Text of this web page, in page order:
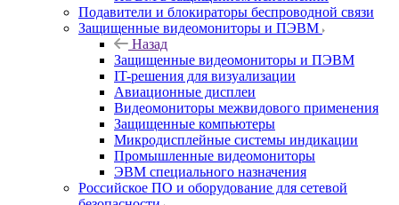
Подавители и блокираторы беспроводной связи
Защищенные видеомониторы и ПЭВМ
Назад
Защищенные видеомониторы и ПЭВМ
IT-решения для визуализации
Авиационные дисплеи
Видеомониторы межвидового применения
Защищенные компьютеры
Микродисплейные системы индикации
Промышленные видеомониторы
ЭВМ специального назначения
Российское ПО и оборудование для сетевой